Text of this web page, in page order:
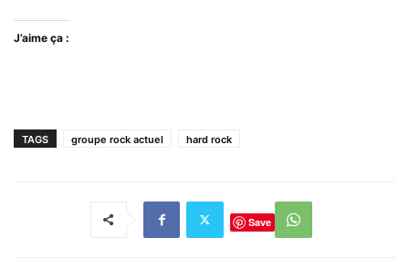
J’aime ça :
TAGS groupe rock actuel hard rock
Save